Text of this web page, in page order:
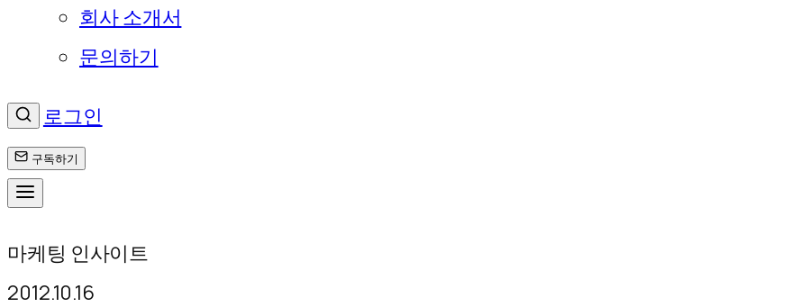
회사 소개서
문의하기
로그인
구독하기
마케팅 인사이트
2012.10.16